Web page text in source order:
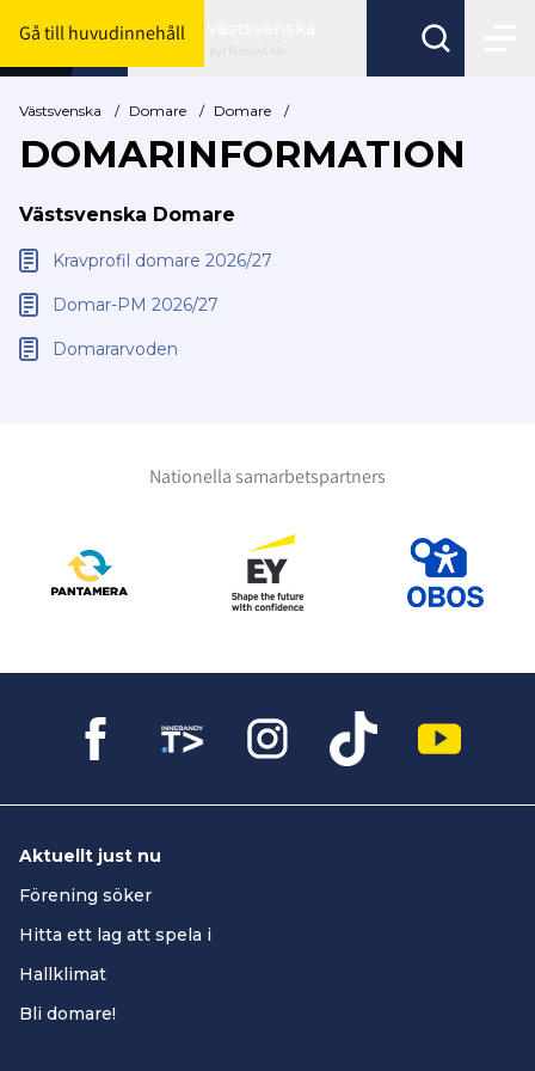
Gå till huvudinnehåll
Byt förbund här
Västsvenska / Domare / Domare /
DOMARINFORMATION
Västsvenska Domare
Kravprofil domare 2026/27
Domar-PM 2026/27
Domararvoden
Nationella samarbetspartners
Aktuellt just nu
Förening söker
Hitta ett lag att spela i
Hallklimat
Bli domare!